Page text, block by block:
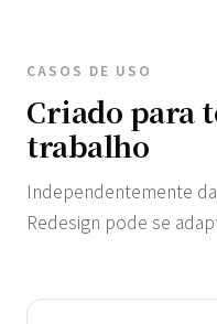
CASOS DE USO
Criado para
trabalho
Independentemente
Redesign pode se